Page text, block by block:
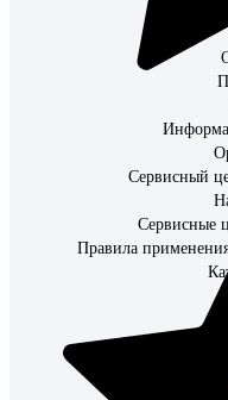
Сервисный
Сервисные
Правила